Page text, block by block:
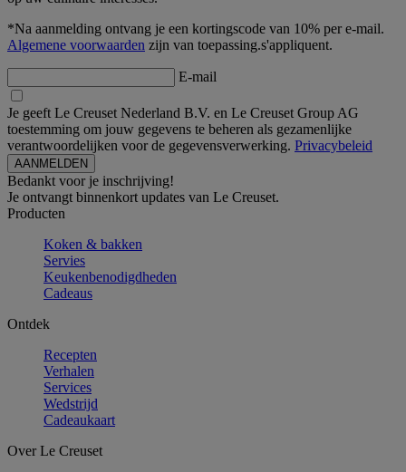
*Na aanmelding ontvang je een kortingscode van 10% per e-mail.
Algemene voorwaarden zijn van toepassing.s'appliquent.
E-mail
Je geeft Le Creuset Nederland B.V. en Le Creuset Group AG
toestemming om jouw gegevens te beheren als gezamenlijke
verantwoordelijken voor de gegevensverwerking. Privacybeleid
Bedankt voor je inschrijving!
Je ontvangt binnenkort updates van Le Creuset.
Producten
Koken & bakken
Servies
Keukenbenodigdheden
Cadeaus
Ontdek
Recepten
Verhalen
Services
Wedstrijd
Cadeaukaart
Over Le Creuset